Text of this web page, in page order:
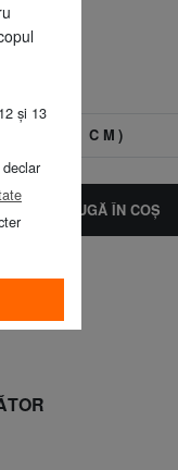
(>79 CM)
ADAUGĂ ÎN COŞ
și 13
declar